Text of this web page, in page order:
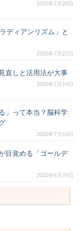
2025年7月26日
ディアンリズム」と
2025年7月22日
直しと活用法が大事
2025年7月14日
」って本当？脳科学
2025年7月14日
目覚める「ゴールデ
2025年6月24日